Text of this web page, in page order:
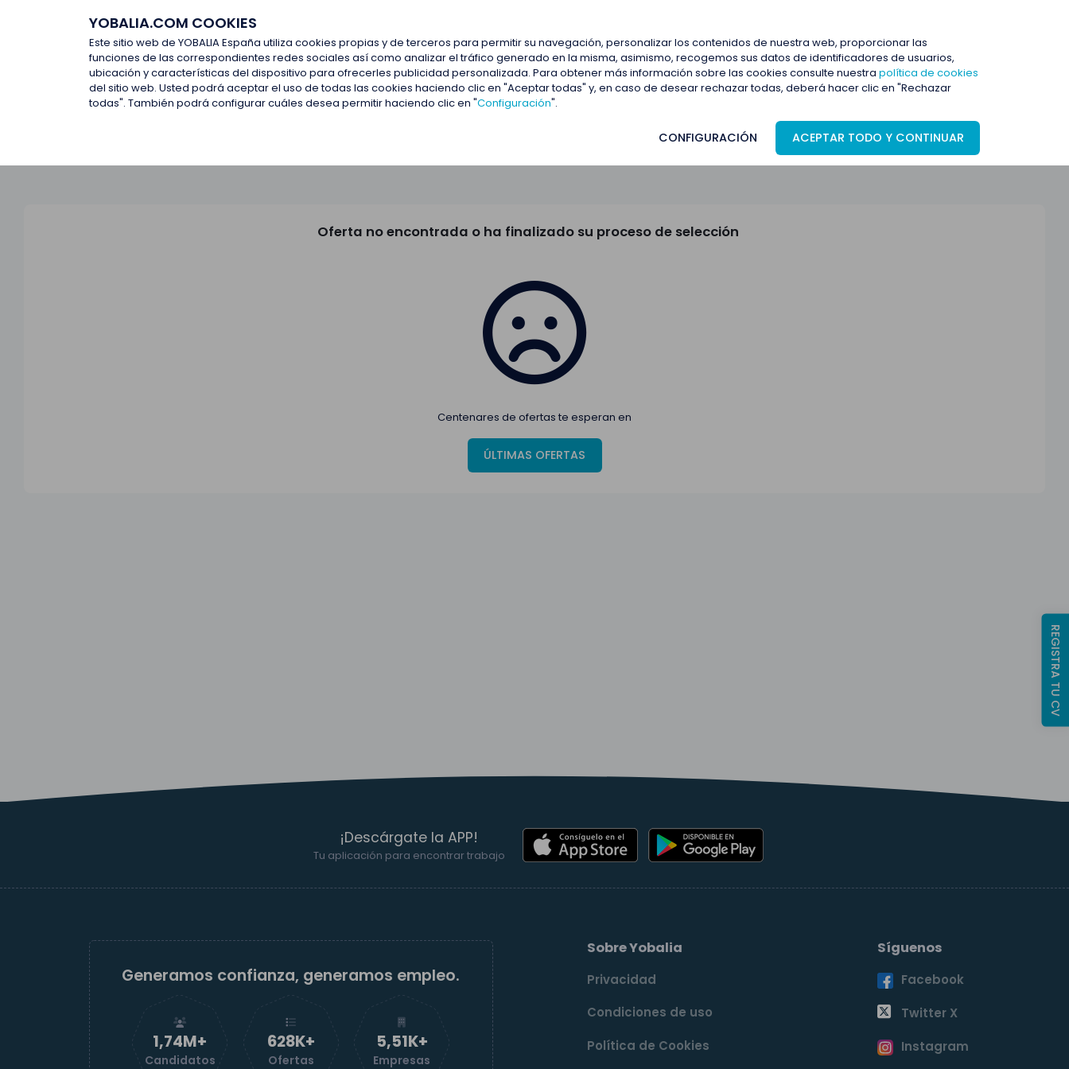
YOBALIA.COM COOKIES
Este sitio web de YOBALIA España utiliza cookies propias y de terceros para permitir su navegación, personalizar los contenidos de nuestra web, proporcionar las
funciones de las correspondientes redes sociales así como analizar el tráfico generado en la misma, asimismo, recogemos sus datos de identificadores de usuarios,
ubicación y características del dispositivo para ofrecerles publicidad personalizada. Para obtener más información sobre las cookies consulte nuestra política de cookies
del sitio web. Usted podrá aceptar el uso de todas las cookies haciendo clic en "Aceptar todas" y, en caso de desear rechazar todas, deberá hacer clic en "Rechazar
todas". También podrá configurar cuáles desea permitir haciendo clic en "Configuración".
CONFIGURACIÓN ACEPTAR TODO Y CONTINUAR
Últimas ofertas
Últimas ofertas
Oferta no encontrada o ha finalizado su proceso de selección
Centenares de ofertas te esperan en
ÚLTIMAS OFERTAS
¡Descárgate la APP!
Tu aplicación para encontrar trabajo
Generamos confianza, generamos empleo.
1,74M+
Candidatos
629K+
Ofertas
5,52K+
Empresas
Sobre Yobalia
Privacidad
Condiciones de uso
Política de Cookies
Síguenos
Facebook
Twitter X
Instagram
REGISTRA TU CV